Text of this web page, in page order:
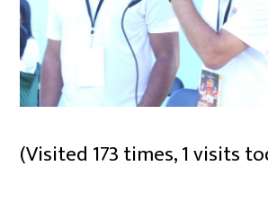
(Visited 173 times, 1 visits